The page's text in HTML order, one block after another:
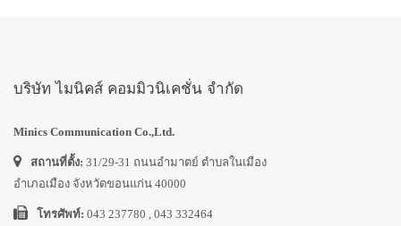
บริษัท ไมนิคส์ คอมมิวนิเคชั่น จำกัด
Minics Communication Co.,Ltd.
สถานที่ตั้ง: 31/29-31 ถนนอำมาตย์ ตำบลในเมือง
อำเภอเมือง จังหวัดขอนแก่น 40000
โทรศัพท์: 043 237780 , 043 332464